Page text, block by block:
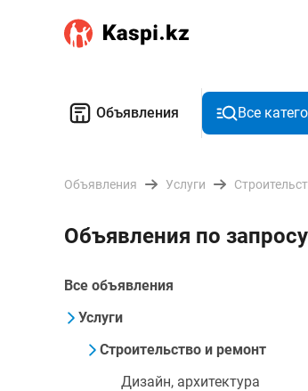
Объявления Все
Объявления Услуги
Объявления по
Все объявления
Услуги
Строительство и ремонт
Дизайн, архитектура